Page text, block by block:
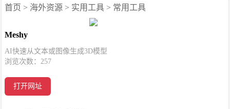
首页 > 海外资源 > 实用工具 > 常用工具
Meshy
AI快速从文本或图像生成3D模型
浏览次数：257
打开网址